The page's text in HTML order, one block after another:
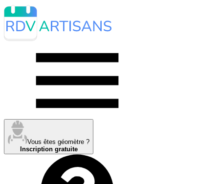
Vous êtes géomètre ?
Inscription gratuite